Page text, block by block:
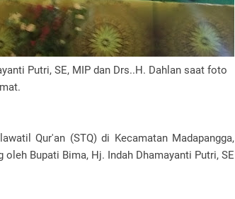
Putri, SE, MIP dan Drs..H. Dahlan saat foto
Qur'an (STQ) di Kecamatan Madapangga,
Bupati Bima, Hj. Indah Dhamayanti Putri, SE